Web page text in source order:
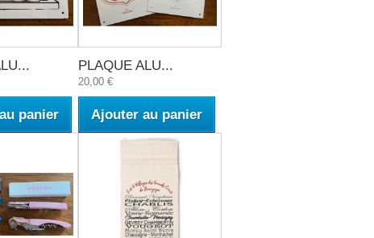
panier
PLAQUE ALU...
20,00 €
Ajouter au panier